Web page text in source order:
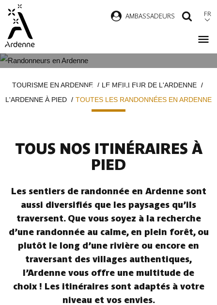
contenu
principal
AMBASSADEURS FR
ARDENNE
d'ArianeTOURISME EN ARDENNE
LE MEILLEUR DE L'ARDENNE
L'ARDENNE À PIED
TOUTES LES RANDONNÉES EN ARDENNE
TOUS NOS ITINÉRAIRES À
PIED
Les sentiers de randonnée en Ardenne sont
aussi diversifiés que les paysages qu’ils
traversent. Que vous soyez à la recherche
d’une randonnée au calme, en plein forêt, ou
plutôt le long d’une rivière ou encore en
traversant des villages authentiques,
l’Ardenne vous offre une multitude de
choix ! Les itinéraires sont adaptés à votre
niveau et vos envies.